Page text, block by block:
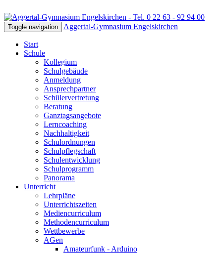
Toggle navigation Aggertal-Gymnasium Engelskirchen
Start
Schule
Kollegium
Schulgebäude
Anmeldung
Ansprechpartner
Schülervertretung
Beratung
Ganztagsangebote
Lerncoaching
Nachhaltigkeit
Schulordnungen
Schulpflegschaft
Schulentwicklung
Schulprogramm
Panorama
Unterricht
Lehrpläne
Unterrichtszeiten
Mediencurriculum
Methodencurriculum
Wettbewerbe
AGen
Amateurfunk - Arduino